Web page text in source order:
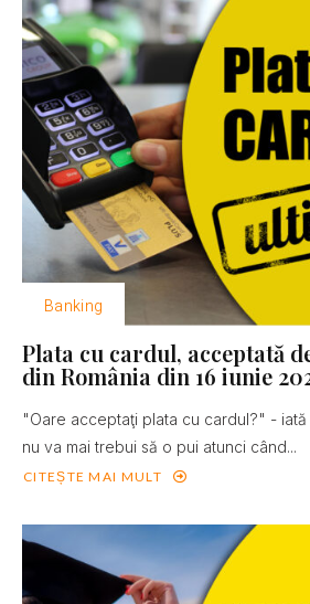
Banking
Plata cu cardul, acceptată
din România din 16 iunie
"Oare acceptaţi plata cu cardul?" -
nu va mai trebui să o pui atunci când...
CITEȘTE MAI MULT